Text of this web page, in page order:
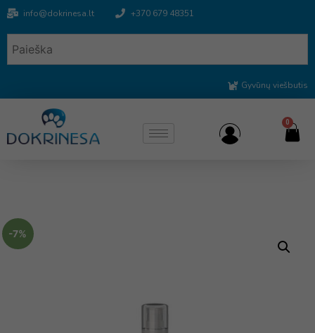
info@dokrinesa.lt +370 679 48351
Gyvūnų viešbutis
0
-7%